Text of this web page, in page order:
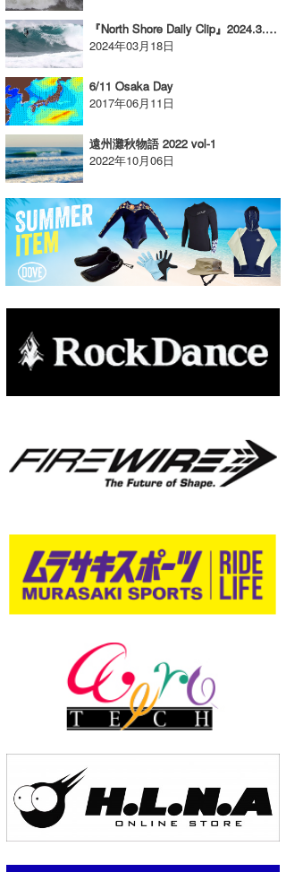
『North Shore Daily Clip』2024.3.14&15 @ Haleiwa
2024年03月18日
6/11 Osaka Day
2017年06月11日
遠州灘秋物語 2022 vol-1
2022年10月06日
waka☆=
YUKI☆
たっちー
ハンマー
まっきー
三輪予報士
小川予報士
上田純子
唐澤予報士
米山予報士
予報士 hiro.
banpaku
Romisea